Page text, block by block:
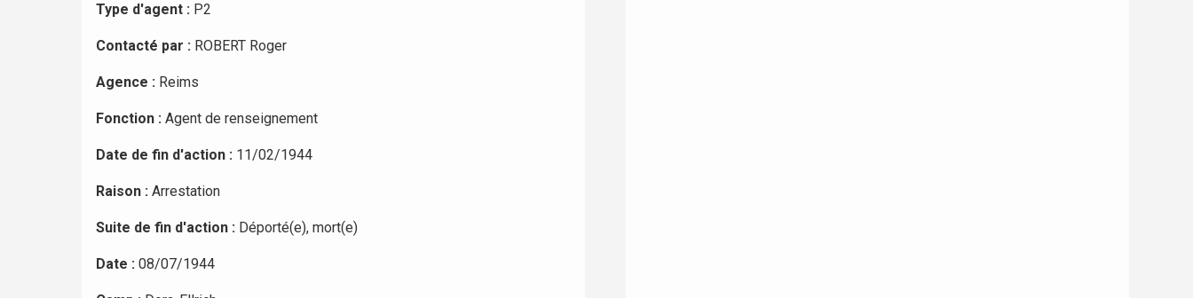
Type d'agent : P2
Contacté par : ROBERT Roger
Agence : Reims
Fonction : Agent de renseignement
Date de fin d'action : 11/02/1944
Raison : Arrestation
Suite de fin d'action : Déporté(e), mort(e)
Date : 08/07/1944